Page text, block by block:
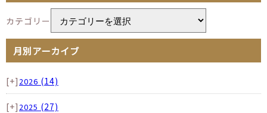
カテゴリー
月別アーカイブ
[+] 2026 (14)
[+] 2025 (27)